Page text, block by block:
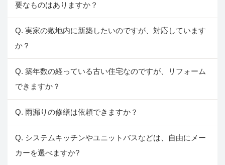
要なものはありますか？
Q. 実家の敷地内に新築したいのですが、対応しています
か？
Q. 築年数の経っている古い住宅なのですが、リフォーム
できますか？
Q. 雨漏りの修繕は依頼できますか？
Q. システムキッチンやユニットバスなどは、自由にメー
カーを選べますか?